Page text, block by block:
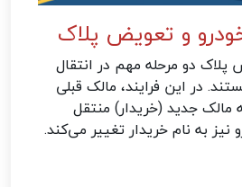
و تعویض پلاک
دو مرحله مهم در انتقال
در این فرایند، مالک قبلی
مالک جدید (خریدار) منتقل
به نام خریدار تغییر می‌کند.